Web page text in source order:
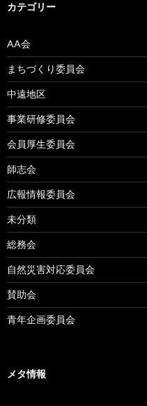
カテゴリー
AA会
まちづくり委員会
中遠地区
事業研修委員会
会員厚生委員会
師志会
広報情報委員会
未分類
総務会
自然災害対応委員会
賛助会
青年企画委員会
メタ情報